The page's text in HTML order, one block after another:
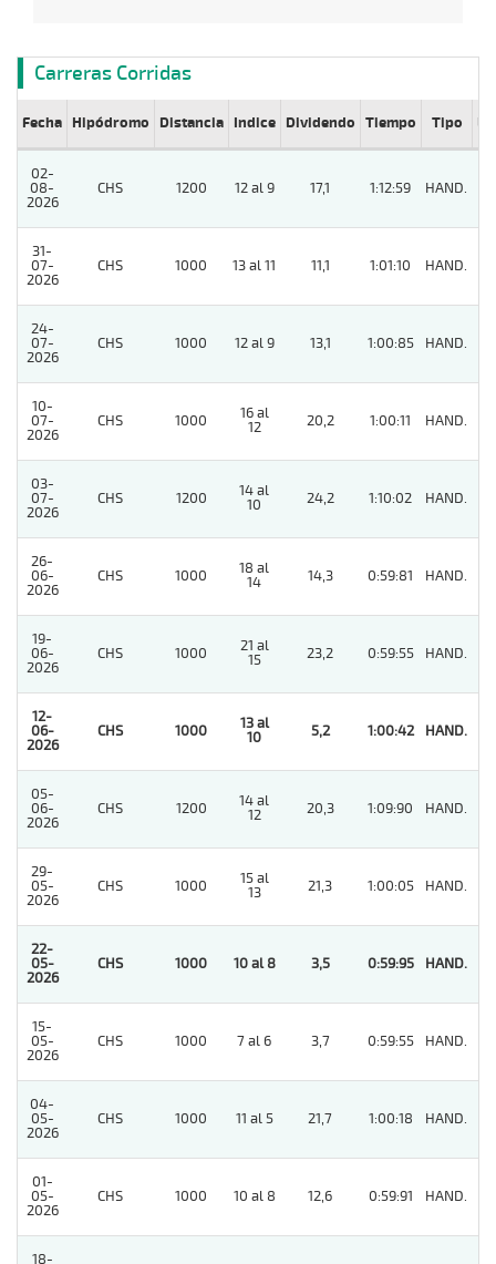
Carreras Corridas
Fecha Hipódromo Distancia Indice Dividendo Tiempo Tipo Lº
02-
08-
2026
CHS 1200 12 al 9 17,1 1:12:59 HAND.
31-
07-
2026
CHS 1000 13 al 11 11,1 1:01:10 HAND.
24-
07-
2026
CHS 1000 12 al 9 13,1 1:00:85 HAND.
10-
07-
2026
CHS 1000
16 al
12
20,2 1:00:11 HAND.
03-
07-
2026
CHS 1200
14 al
10
24,2 1:10:02 HAND.
26-
06-
2026
CHS 1000
18 al
14
14,3 0:59:81 HAND.
19-
06-
2026
CHS 1000
21 al
15
23,2 0:59:55 HAND.
12-
06-
2026
CHS 1000
13 al
10
5,2 1:00:42 HAND.
05-
06-
2026
CHS 1200
14 al
12
20,3 1:09:90 HAND.
29-
05-
2026
CHS 1000
15 al
13
21,3 1:00:05 HAND.
22-
05-
2026
CHS 1000 10 al 8 3,5 0:59:95 HAND.
15-
05-
2026
CHS 1000 7 al 6 3,7 0:59:55 HAND.
04-
05-
2026
CHS 1000 11 al 5 21,7 1:00:18 HAND.
01-
05-
2026
CHS 1000 10 al 8 12,6 0:59:91 HAND.
18-